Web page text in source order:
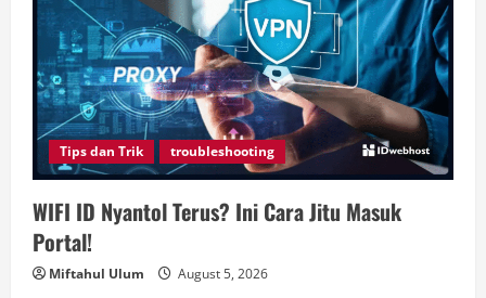
Tips dan Trik troubleshooting
WIFI ID Nyantol Terus? Ini Cara Jitu Masuk
Portal!
Miftahul Ulum August 5, 2026